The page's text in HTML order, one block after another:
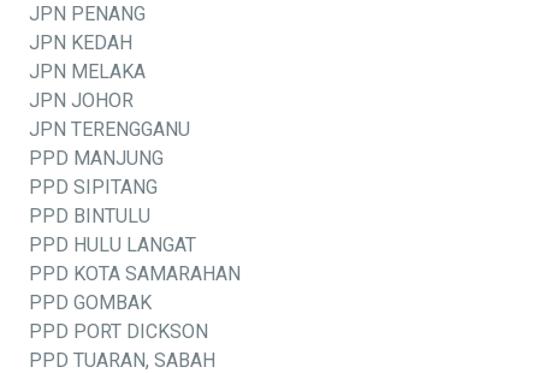
JPN PENANG
JPN KEDAH
JPN MELAKA
JPN JOHOR
JPN TERENGGANU
PPD MANJUNG
PPD SIPITANG
PPD BINTULU
PPD HULU LANGAT
PPD KOTA SAMARAHAN
PPD GOMBAK
PPD PORT DICKSON
PPD TUARAN, SABAH